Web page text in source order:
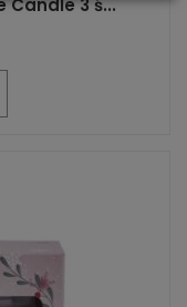
Candle 3 ś...